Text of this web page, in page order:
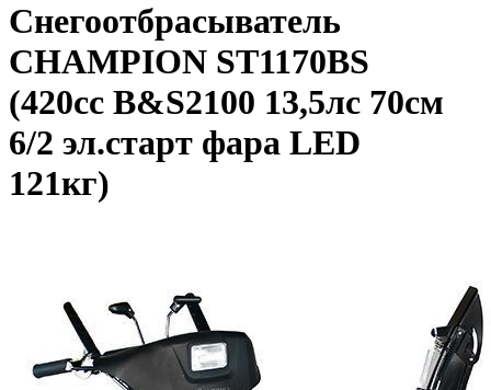
Снегоотбрасыватель
CHAMPION ST1170BS
(420сс B&S2100 13,5лс 70см
6/2 эл.старт фара LED
121кг)